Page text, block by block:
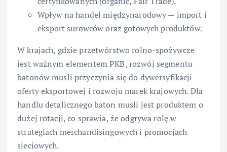
Wpływ na handel międzynarodowy — import i
eksport surowców oraz gotowych produktów.
W krajach, gdzie przetwórstwo rolno-spożywcze
jest ważnym elementem PKB, rozwój segmentu
batonów musli przyczynia się do dywersyfikacji
oferty eksportowej i rozwoju marek krajowych. Dla
handlu detalicznego baton musli jest produktem o
dużej rotacji, co sprawia, że odgrywa rolę w
strategiach merchandisingowych i promocjach
sieciowych.